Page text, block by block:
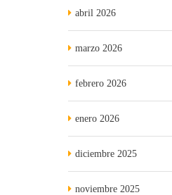
abril 2026
marzo 2026
febrero 2026
enero 2026
diciembre 2025
noviembre 2025